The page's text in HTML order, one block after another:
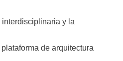
y la
de arquitectura